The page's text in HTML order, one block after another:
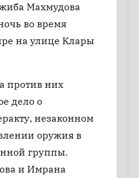
Махмудова
во время
на улице Клары
против них
дело о
незаконном
оружия в
группы.
и Имрана